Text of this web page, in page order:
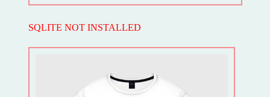
SQLITE NOT INSTALLED